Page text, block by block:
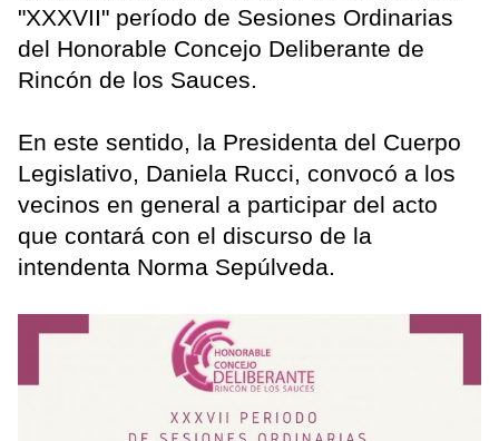
"XXXVII" período de Sesiones Ordinarias
del Honorable Concejo Deliberante de
Rincón de los Sauces.
En este sentido, la Presidenta del Cuerpo
Legislativo, Daniela Rucci, convocó a los
vecinos en general a participar del acto
que contará con el discurso de la
intendenta Norma Sepúlveda.